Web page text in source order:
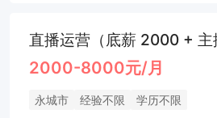
2000-8000元/月
永城市 经验不限 学历不限